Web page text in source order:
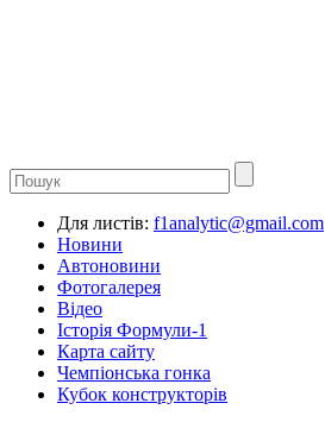
Для листів: f1analytic@gmail.com
Новини
Автоновини
Фотогалерея
Відео
Історія Формули-1
Карта сайту
Чемпіонська гонка
Кубок конструкторів